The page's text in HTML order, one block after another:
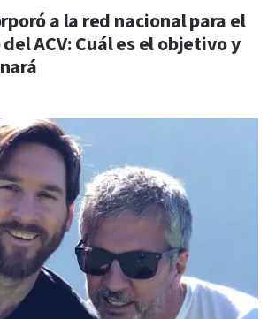
a la red nacional para el
ACV: Cuál es el objetivo y